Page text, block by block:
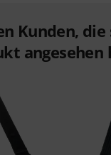
Kunden, die
angesehen